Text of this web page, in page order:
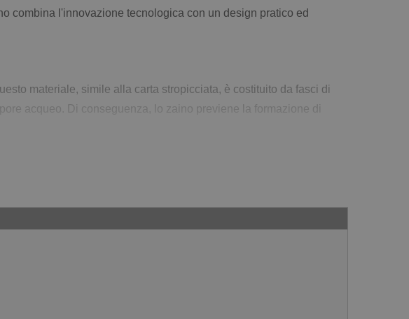
combina l'innovazione tecnologica con un design pratico ed
materiale, simile alla carta stropicciata, è costituito da fasci di
acqueo. Di conseguenza, lo zaino previene la formazione di
spalle.